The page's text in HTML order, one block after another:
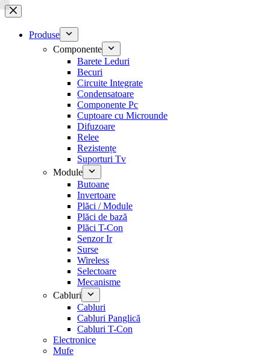
Sari
la
conținutProduse
Componente
Barete Leduri
Becuri
Circuite Integrate
Condensatoare
Componente Pc
Cuptoare cu Microunde
Difuzoare
Relee
Rezistențe
Suporturi Tv
Module
Butoane
Invertoare
Plăci / Module
Plăci de bază
Plăci T-Con
Senzor Ir
Surse
Wireless
Selectoare
Mecanisme
Cabluri
Cabluri
Cabluri Panglică
Cabluri T-Con
Electronice
Mufe